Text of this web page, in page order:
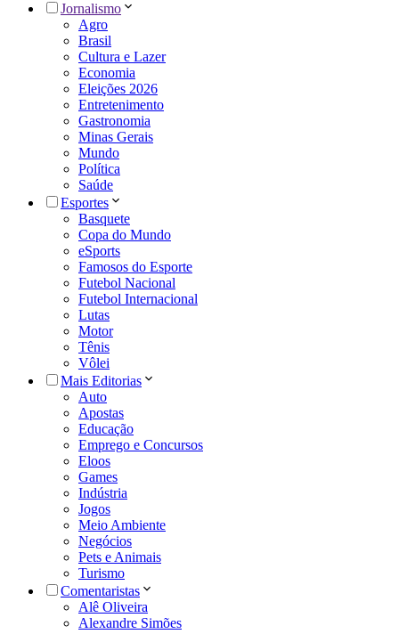
Jornalismo
Agro
Brasil
Cultura e Lazer
Economia
Eleições 2026
Entretenimento
Gastronomia
Minas Gerais
Mundo
Política
Saúde
Esportes
Basquete
Copa do Mundo
eSports
Famosos do Esporte
Futebol Nacional
Futebol Internacional
Lutas
Motor
Tênis
Vôlei
Mais Editorias
Auto
Apostas
Educação
Emprego e Concursos
Eloos
Games
Indústria
Jogos
Meio Ambiente
Negócios
Pets e Animais
Turismo
Comentaristas
Alê Oliveira
Alexandre Simões